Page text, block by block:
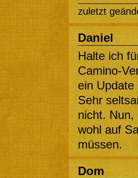
zuletzt
Daniel
Halte ich
Camino-
ein
Sehr
nicht. Nun,
wohl auf
müssen.
Dom